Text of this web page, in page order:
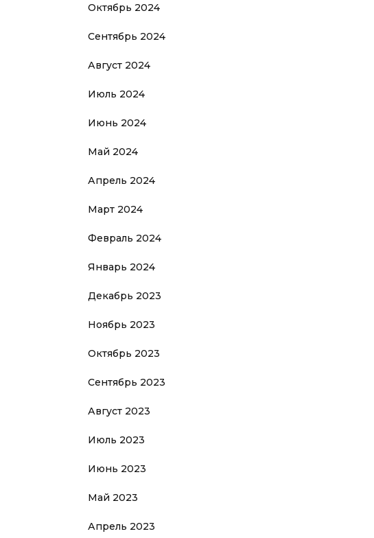
Октябрь 2024
Сентябрь 2024
Август 2024
Июль 2024
Июнь 2024
Май 2024
Апрель 2024
Март 2024
Февраль 2024
Январь 2024
Декабрь 2023
Ноябрь 2023
Октябрь 2023
Сентябрь 2023
Август 2023
Июль 2023
Июнь 2023
Май 2023
Апрель 2023